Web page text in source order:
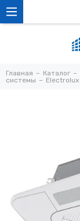
Главная Каталог
системы
Electrolux